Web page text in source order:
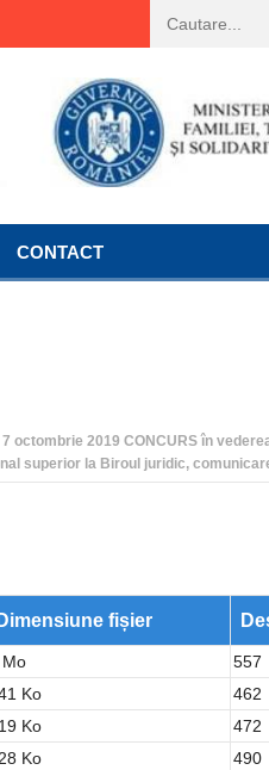
functia publica de consilier
CONTACT
octombrie 2019 CONCURS în
superior la Biroul juridic,
Dimensiune fișier
Mo
557
Ko
462
Ko
472
Ko
490